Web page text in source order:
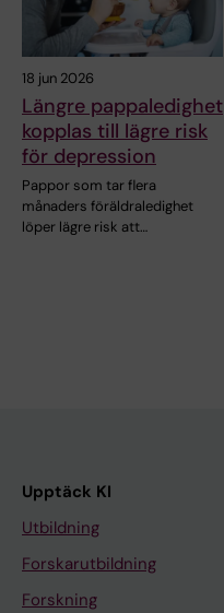
18 jun 2026
Längre pappaledighet
kopplas till lägre risk
för depression
Pappor som tar flera
månaders föräldraledighet
löper lägre risk att…
Upptäck KI
Utbildning
Forskarutbildning
Forskning